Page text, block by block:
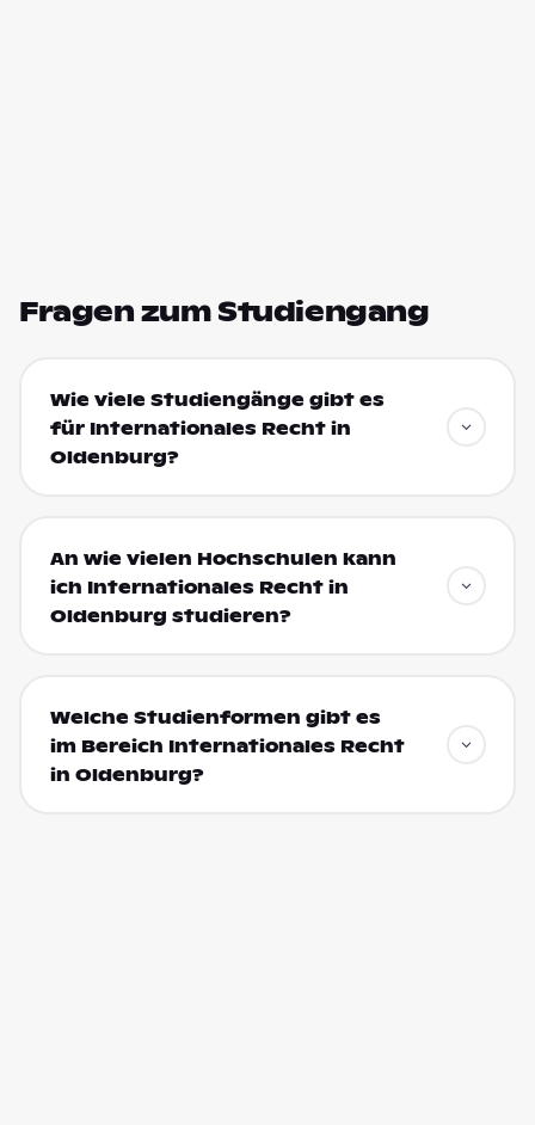
Fragen zum Studiengang
Wie viele Studiengänge gibt es
für Internationales Recht in
Oldenburg?
An wie vielen Hochschulen kann
ich Internationales Recht in
Oldenburg studieren?
Welche Studienformen gibt es
im Bereich Internationales Recht
in Oldenburg?